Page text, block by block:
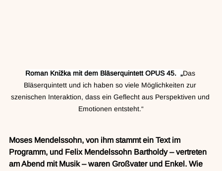
Roman Knižka mit dem Bläserquintett OPUS 45.  „Das
Bläserquintett und ich haben so viele Möglichkeiten zur
szenischen Interaktion, dass ein Geflecht aus Perspektiven und
Emotionen entsteht.“
Moses Mendelssohn, von ihm stammt ein Text im
Programm, und Felix Mendelssohn Bartholdy – vertreten
am Abend mit Musik – waren Großvater und Enkel. Wie